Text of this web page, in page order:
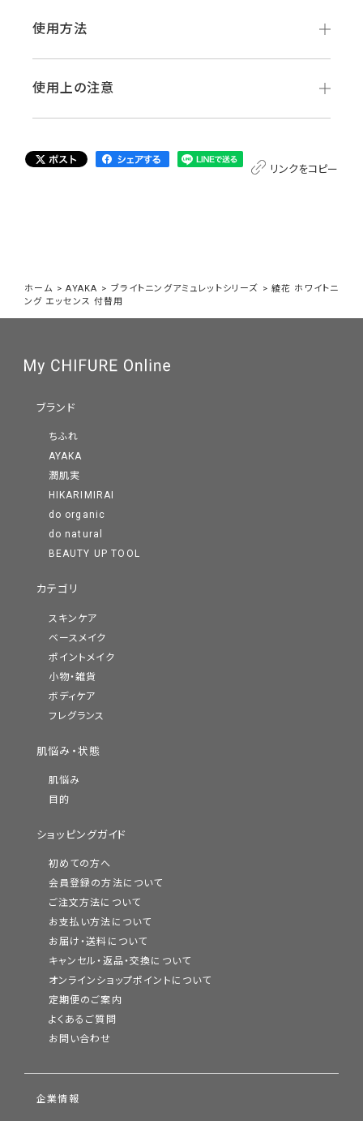
使用方法
使用上の注意
リンクをコピー
ホーム >AYAKA > ブライトニングアミュレットシリーズ > 綾花 ホワイトニ
ング エッセンス 付替用
ブランド
ちふれ
AYAKA
潤肌実
HIKARIMIRAI
do organic
do natural
BEAUTY UP TOOL
カテゴリ
スキンケア
ベースメイク
ポイントメイク
小物・雑貨
ボディケア
フレグランス
肌悩み・状態
肌悩み
目的
ショッピングガイド
初めての方へ
会員登録の方法について
ご注文方法について
お支払い方法について
お届け・送料について
キャンセル・返品・交換について
オンラインショップポイントについて
定期便のご案内
よくあるご質問
お問い合わせ
企業情報